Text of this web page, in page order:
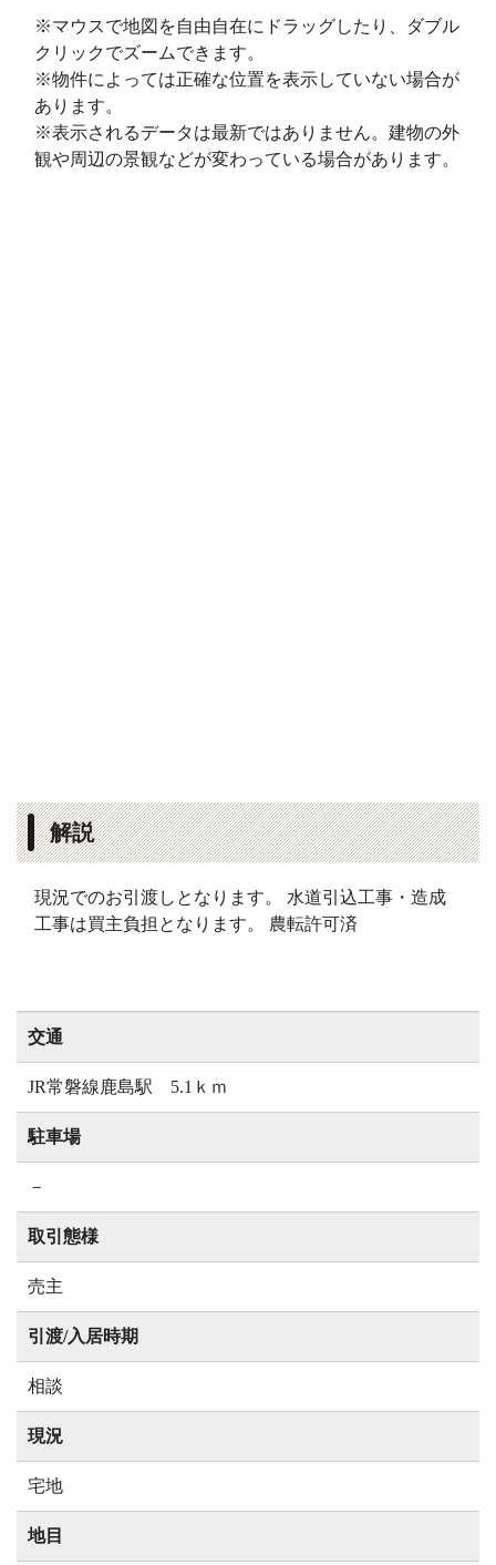
※マウスで地図を自由自在にドラッグしたり、ダブル
クリックでズームできます。
※物件によっては正確な位置を表示していない場合が
あります。
※表示されるデータは最新ではありません。建物の外
観や周辺の景観などが変わっている場合があります。
解説
現況でのお引渡しとなります。 水道引込工事・造成
工事は買主負担となります。 農転許可済
交通
JR常磐線鹿島駅 5.1ｋｍ
駐車場
－
取引態様
売主
引渡/入居時期
相談
現況
宅地
地目